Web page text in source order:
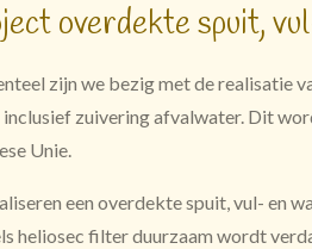
overdekte spuit,
zijn we bezig met de realisatie
zuivering afvalwater. Dit
Unie.
een overdekte spuit, vul- en
heliosec filter duurzaam wordt